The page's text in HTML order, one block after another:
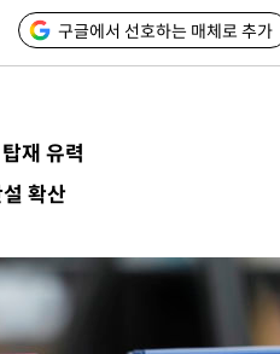
구글에서 선호하는 매체로 추가
재 유력
확산